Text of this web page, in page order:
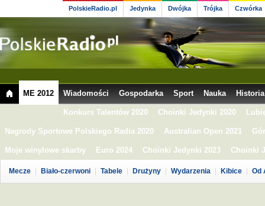
PolskieRadio.pl Jedynka Dwójka Trójka Czwórka
ME 2012 Wiadomości Gospodarka Sport Nauka Historia
Konkurs Talentów 2020 Choinki Jedynki 2020
Nagrody Sportowe Polskiego Radia 2020 Australian Open 2021
Moje winylowe skarby Euro 2024 Choinki Jedynki 2023 Choinki
Mecze Biało-czerwoni Tabele Drużyny Wydarzenia Kibice Od